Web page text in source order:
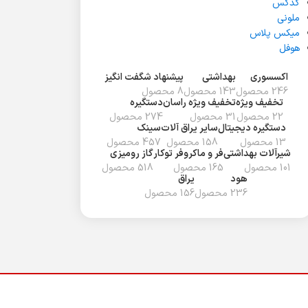
گدکس
ملونی
میکس پلاس
هوفل
اکسسوری
246 محصول
بهداشتی
143 محصول
پیشنهاد شگفت انگیز
8 محصول
تخفیف ويژه
22 محصول
تخفیف ویژه راسان
31 محصول
دستگیره
274 محصول
دستگیره دیجیتال
13 محصول
سایر یراق آلات
158 محصول
سینک
457 محصول
شیرآلات بهداشتی
101 محصول
فر و ماکروفر توکار
165 محصول
گاز رومیزی
518 محصول
هود
236 محصول
یراق
156 محصول